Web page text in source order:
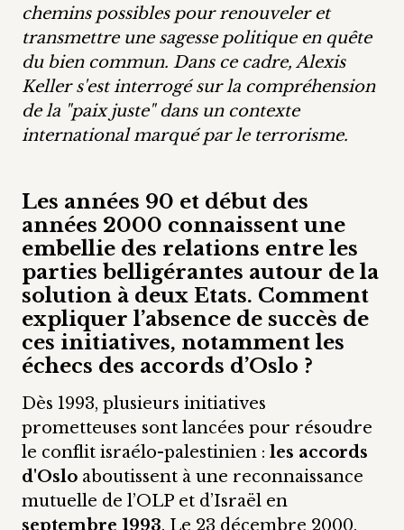
chemins possibles pour renouveler et
transmettre une sagesse politique en quête
du bien commun. Dans ce cadre, Alexis
Keller s'est interrogé sur la compréhension
de la "paix juste" dans un contexte
international marqué par le terrorisme.
Les années 90 et début des
années 2000 connaissent une
embellie des relations entre les
parties belligérantes autour de la
solution à deux Etats. Comment
expliquer l’absence de succès de
ces initiatives, notamment les
échecs des accords d’Oslo ?
Dès 1993, plusieurs initiatives
prometteuses sont lancées pour résoudre
le conflit israélo-palestinien : les accords
d'Oslo aboutissent à une reconnaissance
mutuelle de l’OLP et d’Israël en
septembre 1993. Le 23 décembre 2000,